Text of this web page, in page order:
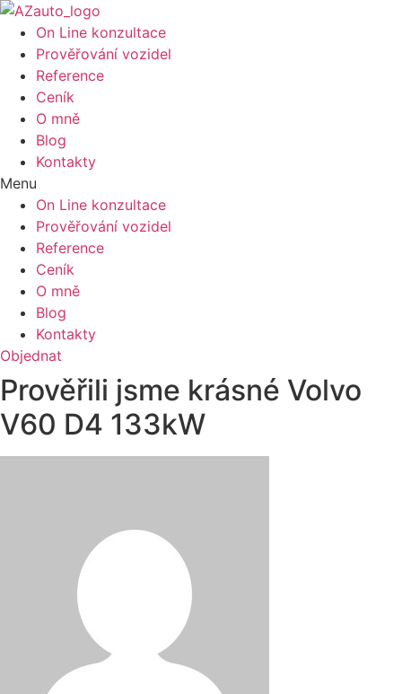
On Line konzultace
Prověřování vozidel
Reference
Ceník
O mně
Blog
Kontakty
Menu
On Line konzultace
Prověřování vozidel
Reference
Ceník
O mně
Blog
Kontakty
Objednat
Prověřili jsme krásné Volvo
V60 D4 133kW